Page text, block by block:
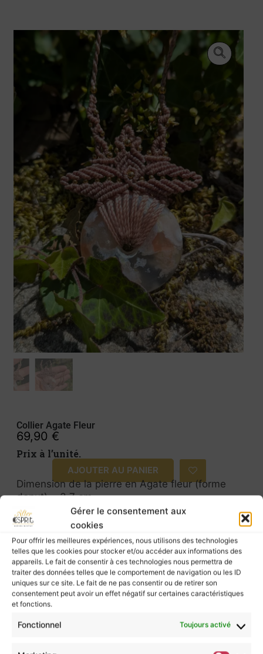
Gérer le consentement aux
cookies
Pour offrir les meilleures expériences, nous utilisons des technologies
telles que les cookies pour stocker et/ou accéder aux informations des
appareils. Le fait de consentir à ces technologies nous permettra de
traiter des données telles que le comportement de navigation ou les ID
uniques sur ce site. Le fait de ne pas consentir ou de retirer son
consentement peut avoir un effet négatif sur certaines caractéristiques
et fonctions.
Fonctionnel Toujours activé
Collier Agate Fleur
69,90 €
Prix à l’unité.
AJOUTER AU PANIER
Dimension de la pierre en Agate fleur (forme
donut) ~ 3,7 cm.
Ce joli donut d’agate fleur aux motifs naturels
uniques et floraux est enchâssé dans un travail
de micromacramé que je réalise à la main. Les
perles dorées en acier inoxydable parcourent
l’ensemble du collier pour une touche lumineuse.
L’agate fleur est une pierre de renouveau, elle
invite à prendre soin de soi.